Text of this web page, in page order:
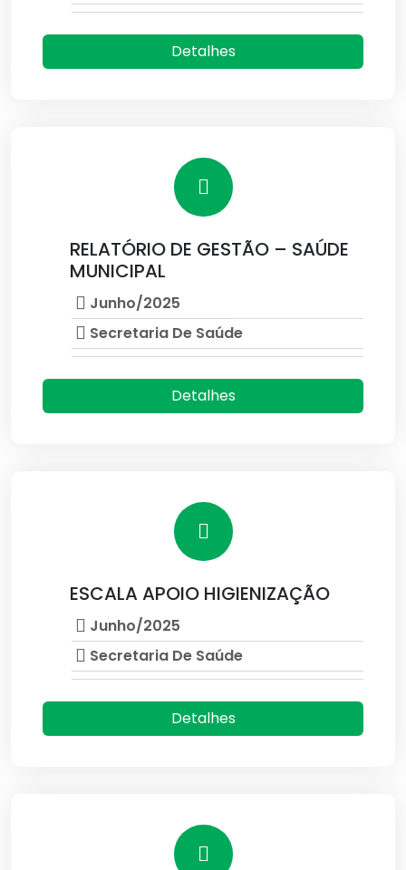
Detalhes
RELATÓRIO DE GESTÃO – SAÚDE
MUNICIPAL
Junho/2025
Secretaria De Saúde
Detalhes
ESCALA APOIO HIGIENIZAÇÃO
Junho/2025
Secretaria De Saúde
Detalhes